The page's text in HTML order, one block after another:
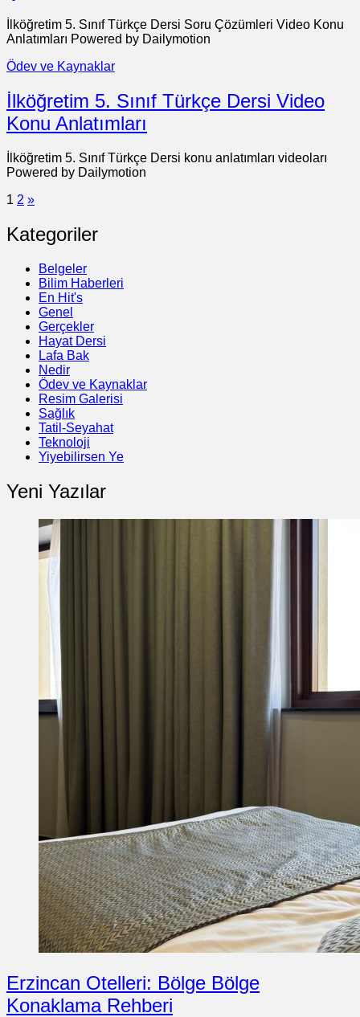
İlköğretim 5. Sınıf Türkçe Dersi Soru Çözümleri Video Konu
Anlatımları Powered by Dailymotion
Ödev ve Kaynaklar
İlköğretim 5. Sınıf Türkçe Dersi Video
Konu Anlatımları
İlköğretim 5. Sınıf Türkçe Dersi konu anlatımları videoları
Powered by Dailymotion
1 2 »
Kategoriler
Belgeler
Bilim Haberleri
En Hit's
Genel
Gerçekler
Hayat Dersi
Lafa Bak
Nedir
Ödev ve Kaynaklar
Resim Galerisi
Sağlık
Tatil-Seyahat
Teknoloji
Yiyebilirsen Ye
Yeni Yazılar
Erzincan Otelleri: Bölge Bölge
Konaklama Rehberi